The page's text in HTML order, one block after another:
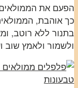
הפעם את
כך אוהבת, הממולאים
בתנור ללא רוטב,
ולשמור ולאמץ שוב